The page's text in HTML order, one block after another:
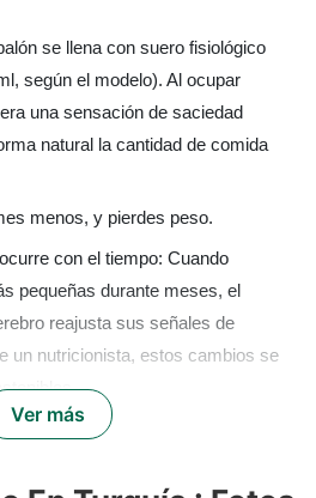
se llena con suero fisiológico
según el modelo). Al ocupar
una sensación de saciedad
natural la cantidad de comida
menos, y pierdes peso.
con el tiempo: Cuando
pequeñas durante meses, el
reajusta sus señales de
un nutricionista, estos cambios se
balón se retira en menos de 20
a casa el mismo día.
Ver más